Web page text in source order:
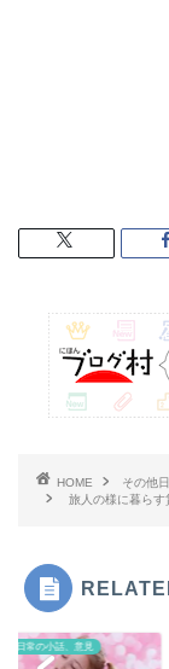
HOME その他
旅人の様に暮ら
や日常の小話、意見